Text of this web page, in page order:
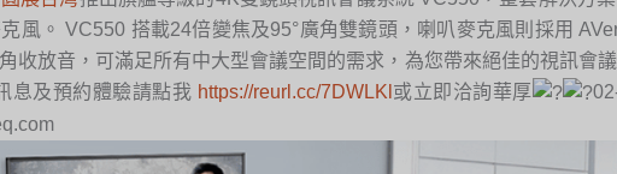
風。 VC550 搭載24倍變焦及95°廣角雙鏡頭，喇叭麥克風則採用
收放音，可滿足所有中大型會議空間的需求，為您帶來絕佳的視訊會
息及預約體驗請點我 https://reurl.cc/7DWLKl 或立即洽詢華厚